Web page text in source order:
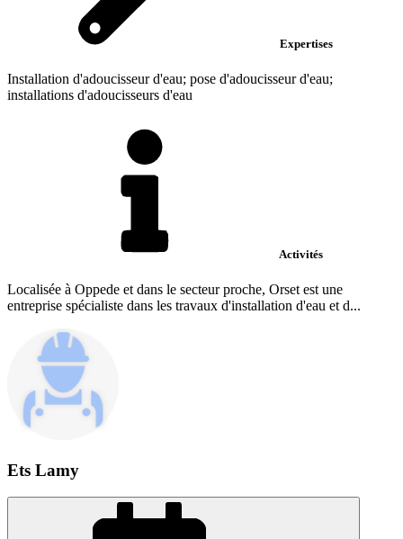
Expertises
Installation d'adoucisseur d'eau; pose d'adoucisseur d'eau;
installations d'adoucisseurs d'eau
Activités
Localisée à Oppede et dans le secteur proche, Orset est une
entreprise spécialiste dans les travaux d'installation d'eau et d...
Ets Lamy